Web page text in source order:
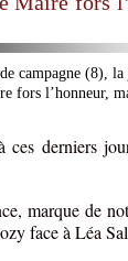
ces derniers
marque de
face à Léa